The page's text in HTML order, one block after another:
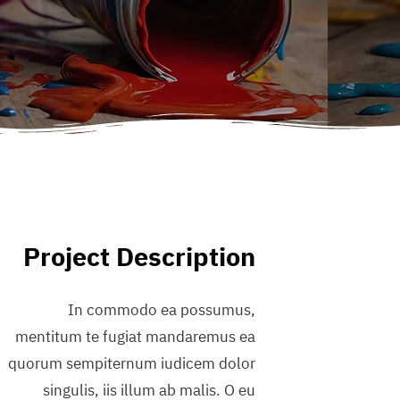
Project Description
In commodo ea possumus,
mentitum te fugiat mandaremus ea
quorum sempiternum iudicem dolor
singulis, iis illum ab malis. O eu